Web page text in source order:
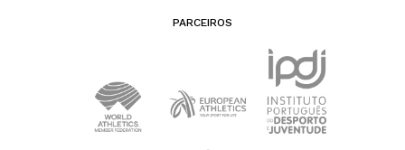
PARCEIROS